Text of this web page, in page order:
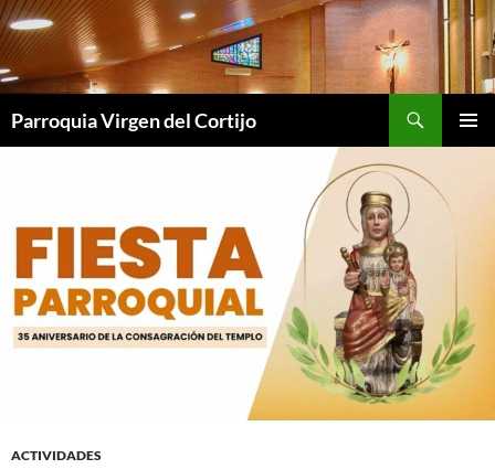
Saltar
al
contenido
Parroquia Virgen del Cortijo
ACTIVIDADES